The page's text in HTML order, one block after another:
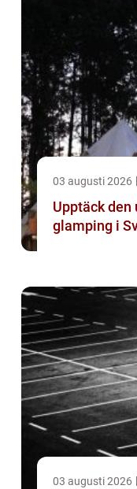
03 augusti 2026
Upptäck den
glamping i
03 augusti 2026